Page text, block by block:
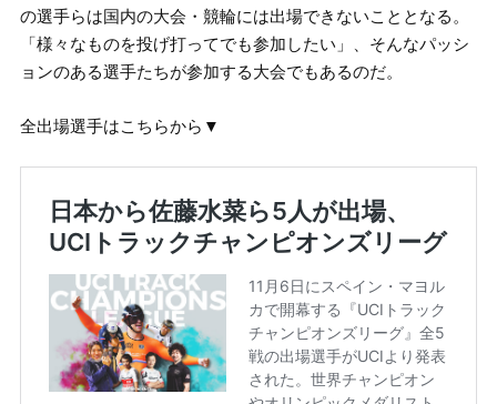
の選手らは国内の大会・競輪には出場できないこととなる。
「様々なものを投げ打ってでも参加したい」、そんなパッシ
ョンのある選手たちが参加する大会でもあるのだ。
全出場選手はこちらから▼